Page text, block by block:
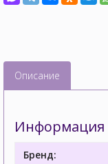
Описание
Информация
Бренд: